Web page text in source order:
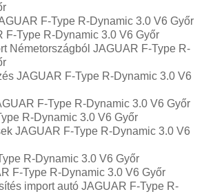
F-Type R-Dynamic 3.0 V6 Győr
F-Type R-Dynamic 3.0 V6 Győr
Németországból JAGUAR F-Type R-
JAGUAR F-Type R-Dynamic 3.0 V6
F-Type R-Dynamic 3.0 V6 Győr
R-Dynamic 3.0 V6 Győr
JAGUAR F-Type R-Dynamic 3.0 V6
R-Dynamic 3.0 V6 Győr
F-Type R-Dynamic 3.0 V6 Győr
import autó JAGUAR F-Type R-